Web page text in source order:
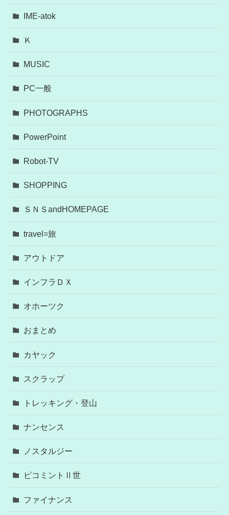
IME-atok
Ｋ
MUSIC
PC一般
PHOTOGRAPHS
PowerPoint
Robot-TV
SHOPPING
ＳＮＳandHOMEPAGE
travel=旅
アウトドア
インフラＤＸ
オホーツク
おまとめ
カヤック
スクラップ
トレッキング・登山
ナンセンス
ノスタルジー
ピコミントⅡ世
ファイナンス